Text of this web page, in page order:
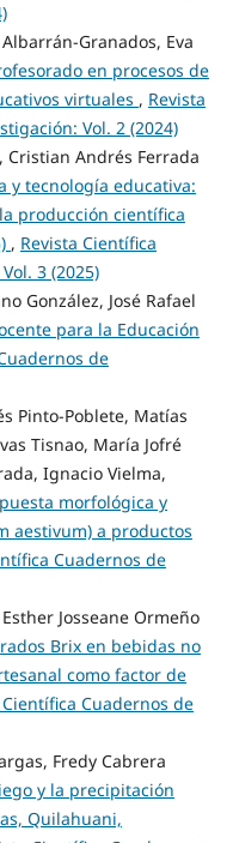
Granados, Eva
en procesos de
virtuales , Revista
Vol. 2 (2024)
Cristian Andrés Ferrada
y tecnología educativa:
producción científica
, Revista Científica
3 (2025)
González, José Rafael
para la Educación
de
Pinto-Poblete, Matías
Tisnao, María Jofré
Ignacio Vielma,
morfológica y
aestivum) a productos
Cuadernos de
Josseane Ormeño
Brix en bebidas no
como factor de
Científica Cuadernos de
Fredy Cabrera
y la precipitación
Quilahuani,